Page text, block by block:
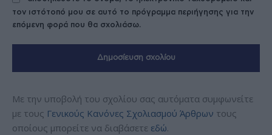
τον ιστότοπό μου σε αυτό το πρόγραμμα περιήγησης για την
επόμενη φορά που θα σχολιάσω.
Με την υποβολή του σχολίου σας αυτόματα συμφωνείτε
με τους Γενικούς Κανόνες Σχολιασμού Άρθρων τους
οποίους μπορείτε να διαβάσετε εδώ.